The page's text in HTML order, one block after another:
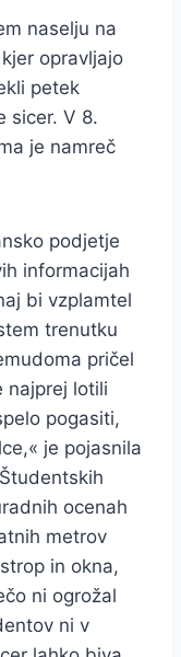
naselju na
opravljajo
petek
sicer. V 8.
je namreč
podjetje
informacijah
bi vzplamtel
trenutku
pričel
najprej lotili
pogasiti,
je pojasnila
ocenah
metrov
in okna,
ni ogrožal
ni v